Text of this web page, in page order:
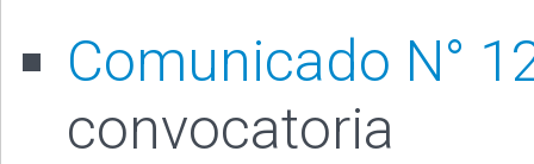
Comunicado N°
convocatoria